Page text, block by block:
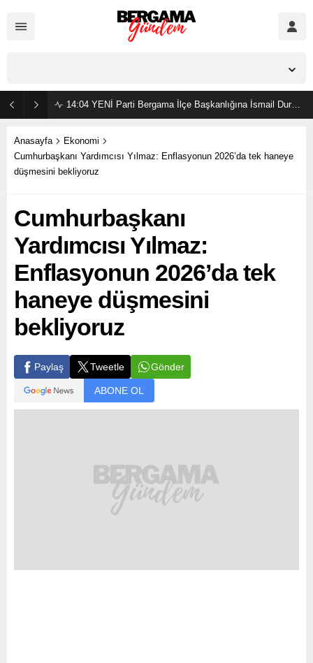
14:04 YENİ Parti Bergama İlçe Başkanlığına İsmail Durmaz görevlendirildi
Anasayfa
Ekonomi
Cumhurbaşkanı Yardımcısı Yılmaz: Enflasyonun 2026’da tek haneye
düşmesini bekliyoruz
Cumhurbaşkanı
Yardımcısı Yılmaz:
Enflasyonun 2026’da tek
haneye düşmesini
bekliyoruz
Paylaş Tweetle Gönder
ABONE OL